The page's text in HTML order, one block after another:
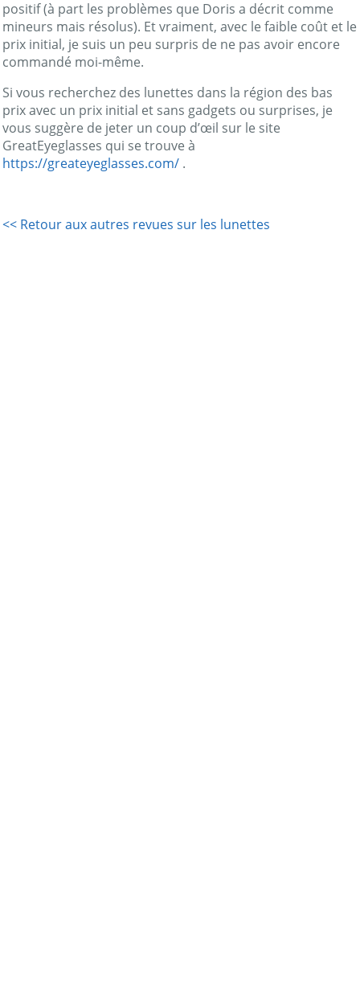
positif (à part les problèmes que Doris a décrit comme
mineurs mais résolus). Et vraiment, avec le faible coût et le
prix initial, je suis un peu surpris de ne pas avoir encore
commandé moi-même.
Si vous recherchez des lunettes dans la région des bas
prix avec un prix initial et sans gadgets ou surprises, je
vous suggère de jeter un coup d’œil sur le site
GreatEyeglasses qui se trouve à
https://greateyeglasses.com/ .
<< Retour aux autres revues sur les lunettes